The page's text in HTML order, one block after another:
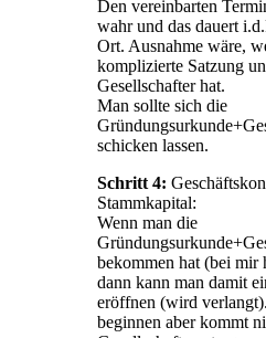
Den vereinbarten
wahr und das dauert
Ort. Ausnahme wäre,
komplizierte Satzung
Gesellschafter hat.
Man sollte sich die
schicken lassen.
Schritt 4:
Stammkapital:
Wenn man die
bekommen hat (bei mir
dann kann man damit
eröffnen (wird
beginnen aber kommt